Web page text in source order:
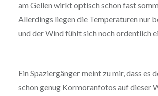
am Gellen wirkt optisch schon fast
Allerdings liegen die Temperaturen nur
und der Wind fühlt sich noch ordentlich
Ein Spaziergänger meint zu mir, dass es
schon genug Kormoranfotos auf dieser